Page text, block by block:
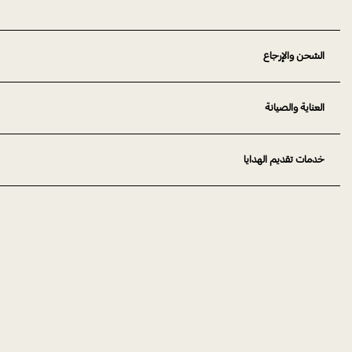
الشحن والإرجاع
العناية والصيانة
خدمات تقديم الهدايا